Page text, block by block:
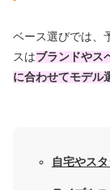
ベース選びでは、
スはブランドやス
に合わせてモデル
自宅やス